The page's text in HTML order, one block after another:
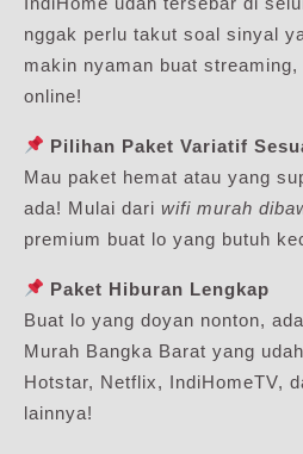
nggak perlu takut soal sinyal
makin nyaman buat
online!
Pilihan Paket Variatif
Mau paket hemat atau yang
ada! Mulai dari wifi murah
premium buat lo yang butuh
Paket Hiburan Lengkap
Buat lo yang doyan nonton,
Murah Bangka Barat yang
Hotstar, Netflix, IndiHomeTV,
lainnya!